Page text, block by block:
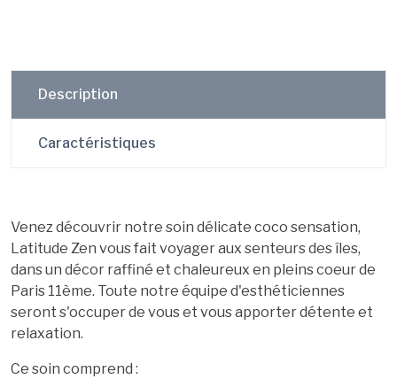
Description
Caractéristiques
Venez découvrir notre soin délicate coco sensation,
Latitude Zen vous fait voyager aux senteurs des îles,
dans un décor raffiné et chaleureux en pleins coeur de
Paris 11ème. Toute notre équipe d'esthéticiennes
seront s'occuper de vous et vous apporter détente et
relaxation.
Ce soin comprend :